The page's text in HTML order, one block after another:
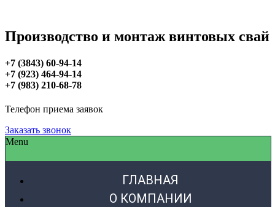
Производство и монтаж винтовых свай
+7 (3843) 60-94-14
+7 (923) 464-94-14
+7 (983) 210-68-78
Телефон приема заявок
Заказать звонок
Menu
ГЛАВНАЯ
О КОМПАНИИ